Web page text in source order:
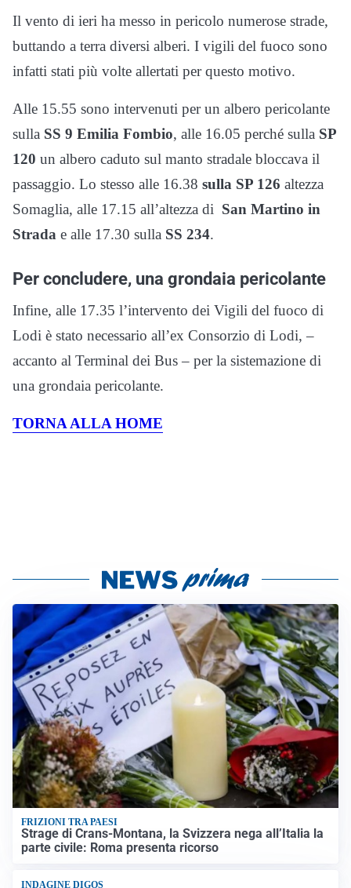
Il vento di ieri ha messo in pericolo numerose strade,
buttando a terra diversi alberi. I vigili del fuoco sono
infatti stati più volte allertati per questo motivo.
Alle 15.55 sono intervenuti per un albero pericolante
sulla SS 9 Emilia Fombio, alle 16.05 perché sulla SP
120 un albero caduto sul manto stradale bloccava il
passaggio. Lo stesso alle 16.38 sulla SP 126 altezza
Somaglia, alle 17.15 all’altezza di San Martino in
Strada e alle 17.30 sulla SS 234.
Per concludere, una grondaia pericolante
Infine, alle 17.35 l’intervento dei Vigili del fuoco di
Lodi è stato necessario all’ex Consorzio di Lodi, –
accanto al Terminal dei Bus – per la sistemazione di
una grondaia pericolante.
TORNA ALLA HOME
FRIZIONI TRA PAESI
Strage di Crans-Montana, la Svizzera nega all’Italia la
parte civile: Roma presenta ricorso
INDAGINE DIGOS